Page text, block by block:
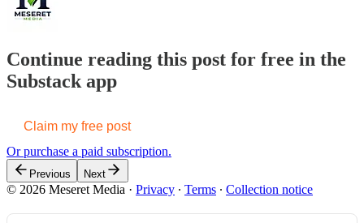
Continue reading this post for free in the
Substack app
Claim my free post
Or purchase a paid subscription.
Previous Next
© 2026 Meseret Media · Privacy ∙ Terms ∙ Collection notice